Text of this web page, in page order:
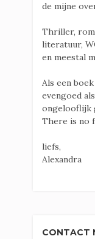
de mijne
Thriller,
literatuur,
en meestal
Als een
evengoed
ongelooflijk
There is no
liefs,
Alexandra
CONTACT